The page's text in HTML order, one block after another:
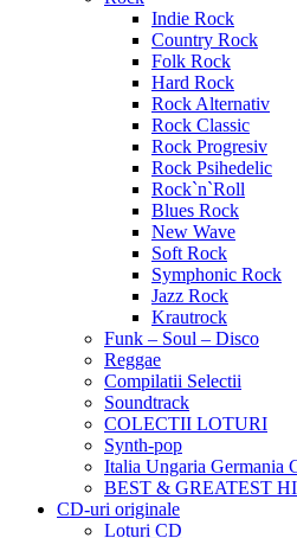
Indie Rock
Country Rock
Folk Rock
Hard Rock
Rock Alternativ
Rock Classic
Rock Progresiv
Rock Psihedelic
Rock`n`Roll
Blues Rock
New Wave
Soft Rock
Symphonic Rock
Jazz Rock
Krautrock
Funk – Soul – Disco
Reggae
Compilatii Selectii
Soundtrack
COLECTII LOTURI
Synth-pop
Italia Ungaria Germania
BEST & GREATEST
CD-uri originale
Loturi CD